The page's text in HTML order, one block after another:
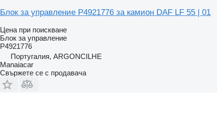
Блок за управление P4921776 за камион DAF LF 55 | 01
Цена при поискване
Блок за управление
P4921776
Португалия, ARGONCILHE
Manaiacar
Свържете се с продавача